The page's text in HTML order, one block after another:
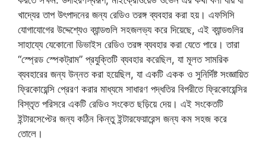
খাদ্যের তাপ উৎপাদনের জন্য রেডিও তরঙ্গ ব্যবহার করা হয়। এফসিসি
যোগাযোগের উদ্দেশ্যেও ব্যান্ডগুলি সহজলভ্য করে দিয়েছে, এই ব্যান্ডগুলির
সাহায্যে যেকোনো ডিভাইস রেডিও তরঙ্গ ব্যবহার করা যেতে পারে। তারা
“স্প্রেড স্পেকট্রাম” প্রযুক্তিটি ব্যবহার করেছিল, যা মূলত সামরিক
ব্যবহারের জন্য উন্নত করা হয়েছিল, যা একটি একক ও সুনির্দিষ্ট সংজ্ঞায়িত
ফ্রিকোয়েন্সি প্রেরণ করার মাধ্যমে সাধারণ পদ্ধতির বিপরীতে ফ্রিকোয়েন্সির
বিস্তৃত পরিসরে একটি রেডিও সংকেত ছড়িয়ে দেয়। এই সংকেতটি
ইন্টারসেপ্টের জন্য কঠিন কিন্তু ইন্টারফেয়ারেন্স জন্য কম সহজ করে
তোলে।